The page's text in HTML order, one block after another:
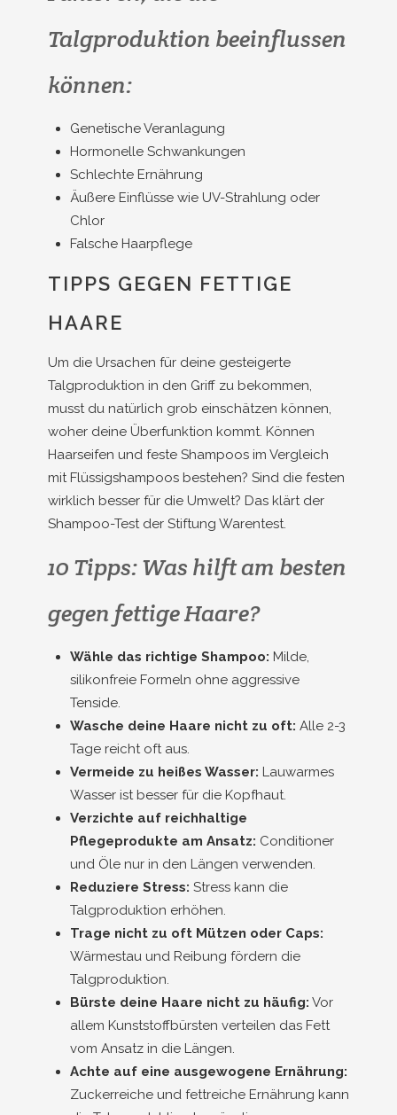
Talgproduktion beeinflussen
können:
Genetische Veranlagung
Hormonelle Schwankungen
Schlechte Ernährung
Äußere Einflüsse wie UV-Strahlung oder
Chlor
Falsche Haarpflege
TIPPS GEGEN FETTIGE
HAARE
Um die Ursachen für deine gesteigerte
Talgproduktion in den Griff zu bekommen,
musst du natürlich grob einschätzen können,
woher deine Überfunktion kommt. Können
Haarseifen und feste Shampoos im Vergleich
mit Flüssig­shampoos bestehen? Sind die festen
wirk­lich besser für die Umwelt? Das klärt der
Shampoo-Test der Stiftung Warentest.
10 Tipps: Was hilft am besten
gegen fettige Haare?
Wähle das richtige Shampoo: Milde,
silikonfreie Formeln ohne aggressive
Tenside.
Wasche deine Haare nicht zu oft: Alle 2-3
Tage reicht oft aus.
Vermeide zu heißes Wasser: Lauwarmes
Wasser ist besser für die Kopfhaut.
Verzichte auf reichhaltige
Pflegeprodukte am Ansatz: Conditioner
und Öle nur in den Längen verwenden.
Reduziere Stress: Stress kann die
Talgproduktion erhöhen.
Trage nicht zu oft Mützen oder Caps:
Wärmestau und Reibung fördern die
Talgproduktion.
Bürste deine Haare nicht zu häufig: Vor
allem Kunststoffbürsten verteilen das Fett
vom Ansatz in die Längen.
Achte auf eine ausgewogene Ernährung:
Zuckerreiche und fettreiche Ernährung kann